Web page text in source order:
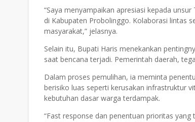
“Saya menyampaikan apresiasi kepada
di Kabupaten Probolinggo. Kolaborasi lintas
masyarakat,” jelasnya.
Selain itu, Bupati Haris menekankan
saat bencana terjadi. Pemerintah daerah,
Dalam proses pemulihan, ia meminta
berisiko luas seperti kerusakan infrastruktur
kebutuhan dasar warga terdampak.
“Fast response dan penentuan prioritas